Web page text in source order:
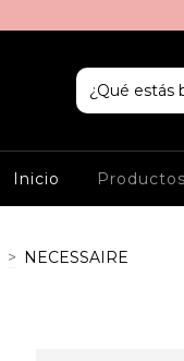
Inicio Productos
> NECESSAIRE